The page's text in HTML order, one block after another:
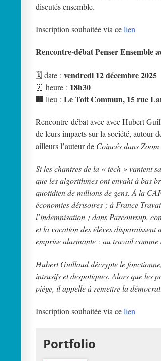
discutés ensemble.
Inscription souhaitée via celien
Rencontre-débat Penser Ensemble
🗓️ date : vendredi 12 décembre 2025
⏰ heure : 18h30
🏢 lieu : Le Toit Commun, 15 rue
Rencontre-débat avec avec Hubert
de leurs impacts sur la société, autour
ailleurs l’auteur de Coincés dans Zoom
Si les chantres de la « tech » vantent
que les algorithmes ont envahi à bas
quotidien de millions de gens. À la
économies dérisoires ; à France
l’indemnisation ; dans Parcoursup,
et la vocation des élèves
emprise alarmante : au travail comme
Hubert Guillaud décrypte le
intrusifs et despotiques. Alors que les
piège, il appelle à remettre la
Inscription souhaitée via celien
Portfolio